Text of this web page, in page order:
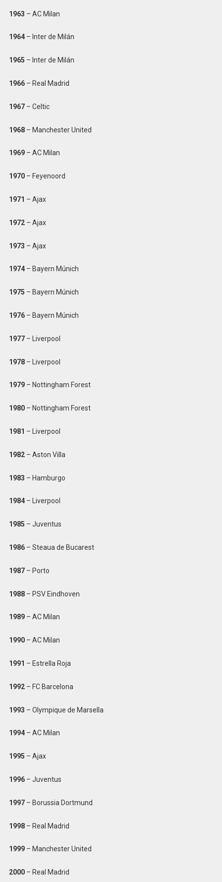
1963 – AC Milan
1964– Inter de Milán
1965 – Inter de Milán
1966– Real Madrid
1967– Celtic
1968– Manchester United
1969– AC Milan
1970– Feyenoord
1971 – Ajax
1972– Ajax
1973 – Ajax
1974– Bayern Múnich
1975 – Bayern Múnich
1976– Bayern Múnich
1977– Liverpool
1978– Liverpool
1979– Nottingham Forest
1980– Nottingham Forest
1981 – Liverpool
1982– Aston Villa
1983 – Hamburgo
1984– Liverpool
1985 – Juventus
1986– Steaua de Bucarest
1987– Porto
1988– PSV Eindhoven
1989– AC Milan
1990– AC Milan
1991 – Estrella Roja
1992– FC Barcelona
1993 – Olympique de Marsella
1994– AC Milan
1995 – Ajax
1996– Juventus
1997– Borussia Dortmund
1998 – Real Madrid
1999 – Manchester United
2000– Real Madrid